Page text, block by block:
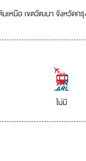
เหนือ เขตวัฒนา จังหวัดก
ไม่มี